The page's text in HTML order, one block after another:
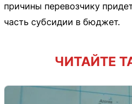
причины перевозчику
часть субсидии в бюджет.
ЧИТАЙТЕ